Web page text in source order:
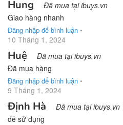
Hung Đã mua tại ibuys.vn
Giao hàng nhanh
Đăng nhập để bình luận •
10 Tháng 1, 2024
Huệ Đã mua tại ibuys.vn
Đã mua hàng
Đăng nhập để bình luận •
9 Tháng 1, 2024
Định Hà Đã mua tại ibuys.vn
dễ sử dụng